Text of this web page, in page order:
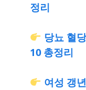
정리
당뇨 혈
10 총정리
여성 갱